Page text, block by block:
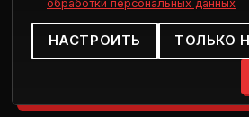
обработки персональных данных
НАСТРОИТЬ ТОЛЬКО